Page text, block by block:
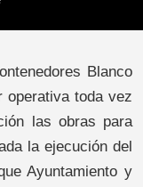
Blanco
operativa toda vez
las obras para
la ejecución del
Ayuntamiento y